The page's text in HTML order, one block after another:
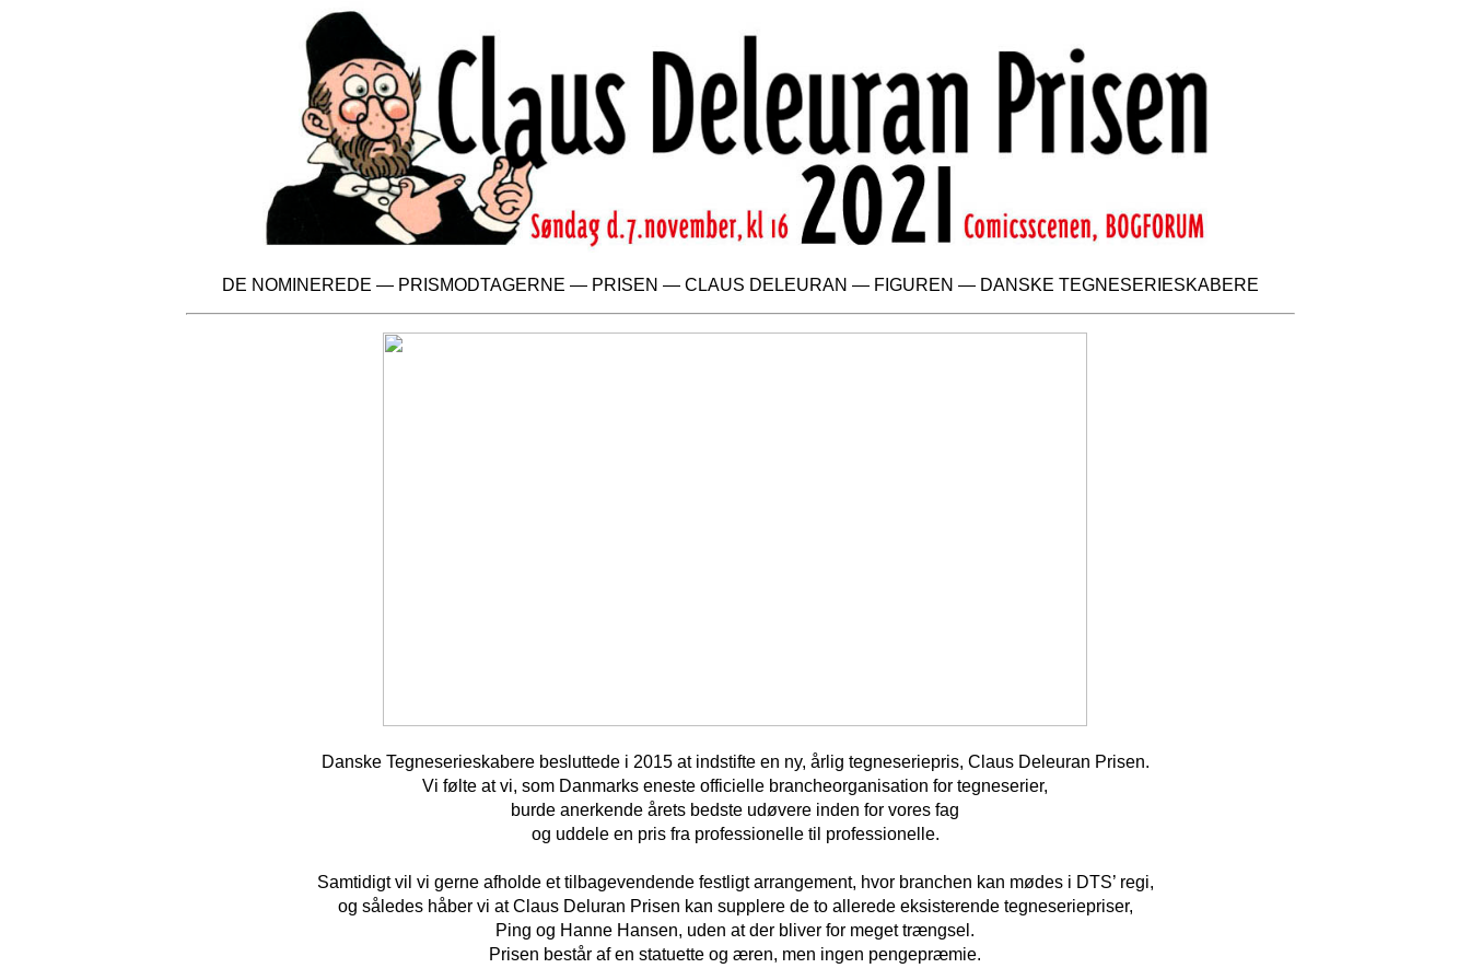
DE NOMINEREDE — PRISMODTAGERNE — PRISEN — CLAUS DELEURAN — FIGUREN — DANSKE TEGNESERIESKABERE
Danske Tegneserieskabere besluttede i 2015 at indstifte en ny, årlig tegneseriepris, Claus Deleuran Prisen.
Vi følte at vi, som Danmarks eneste officielle brancheorganisation for tegneserier,
burde anerkende årets bedste udøvere inden for vores fag
og uddele en pris fra professionelle til professionelle.
Samtidigt vil vi gerne afholde et tilbagevendende festligt arrangement, hvor branchen kan mødes i DTS’ regi,
og således håber vi at Claus Deluran Prisen kan supplere de to allerede eksisterende tegneseriepriser,
Ping og Hanne Hansen, uden at der bliver for meget trængsel.
Prisen består af en statuette og æren, men ingen pengepræmie.